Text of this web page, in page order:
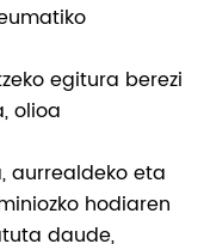
egitura berezi
olioa
aurrealdeko eta
hodiaren
daude,